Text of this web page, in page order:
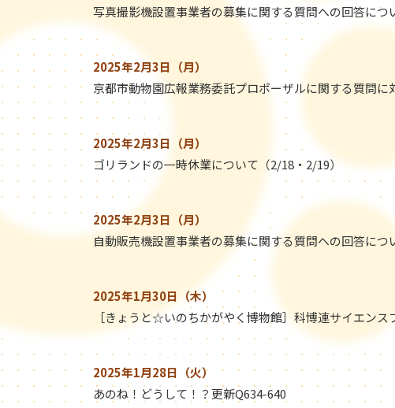
写真撮影機設置事業者の募集に関する質問への回答につ
2025年2月3日（月）
京都市動物園広報業務委託プロポーザルに関する質問に
2025年2月3日（月）
ゴリランドの一時休業について（2/18・2/19）
2025年2月3日（月）
自動販売機設置事業者の募集に関する質問への回答につ
2025年1月30日（木）
［きょうと☆いのちかがやく博物館］科博連サイエン
2025年1月28日（火）
あのね！どうして！？更新Q634-640